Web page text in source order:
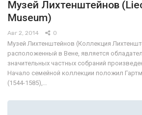
Музей Лихтенштейнов
Museum)
Авг 2, 2014 0
Музей Лихтенштейнов (Коллекция
расположенный в Вене, является
значительных частных собраний
Начало семейной коллекции положил
(1544-1585),…